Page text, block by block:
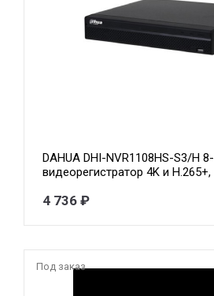
DAHUA DHI-NVR1108HS-S3/H
видеорегистратор 4K и
4 736 ₽
Под заказ